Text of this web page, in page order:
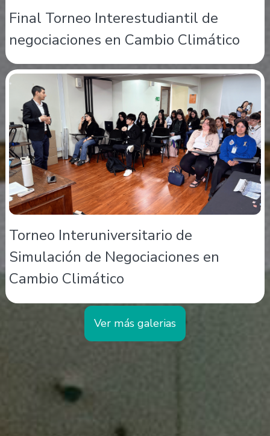
Final Torneo Interestudiantil de
negociaciones en Cambio Climático
Torneo Interuniversitario de
Simulación de Negociaciones en
Cambio Climático
Ver más galerias